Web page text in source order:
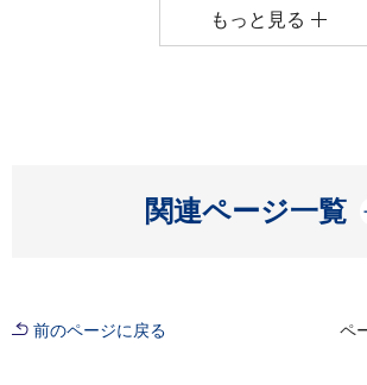
もっと見る
関連ページ一覧
開く
前のページに戻る ペ